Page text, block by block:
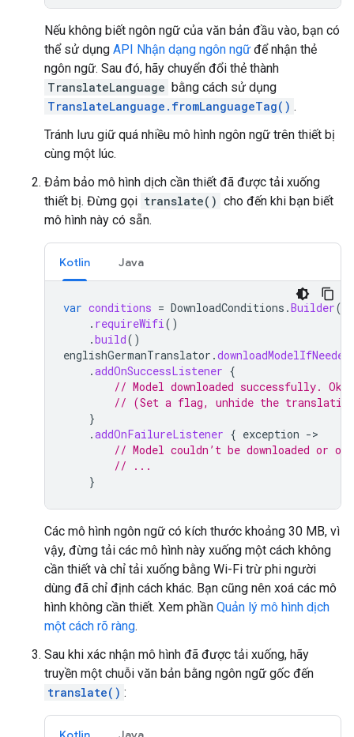
Nếu không biết ngôn ngữ của văn bản đầu vào, bạn có
thể sử dụng API Nhận dạng ngôn ngữ để nhận thẻ
ngôn ngữ. Sau đó, hãy chuyển đổi thẻ thành
TranslateLanguage bằng cách sử dụng
TranslateLanguage.fromLanguageTag() .
Tránh lưu giữ quá nhiều mô hình ngôn ngữ trên thiết bị
cùng một lúc.
Đảm bảo mô hình dịch cần thiết đã được tải xuống
thiết bị. Đừng gọi translate() cho đến khi bạn biết
mô hình này có sẵn.
Kotlin Java
var conditions = DownloadConditions .Builder()
. requireWifi()
.build()
englishGermanTranslator .downloadModelIfNeeded
.addOnSuccessListener {
// Model downloaded successfully.
// (Set a flag, unhide the
}
.addOnFailureListener { exception ->
// Model couldn’t be downloaded or
// ...
}
Các mô hình ngôn ngữ có kích thước khoảng 30 MB, vì
vậy, đừng tải các mô hình này xuống một cách không
cần thiết và chỉ tải xuống bằng Wi-Fi trừ phi người
dùng đã chỉ định cách khác. Bạn cũng nên xoá các mô
hình không cần thiết. Xem phần Quản lý mô hình dịch
một cách rõ ràng.
Sau khi xác nhận mô hình đã được tải xuống, hãy
truyền một chuỗi văn bản bằng ngôn ngữ gốc đến
translate() :